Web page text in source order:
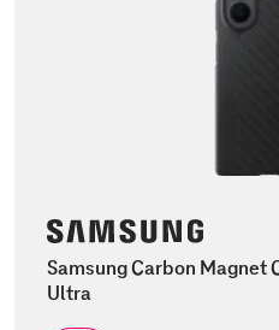
Samsung Carbon Magnet
Ultra